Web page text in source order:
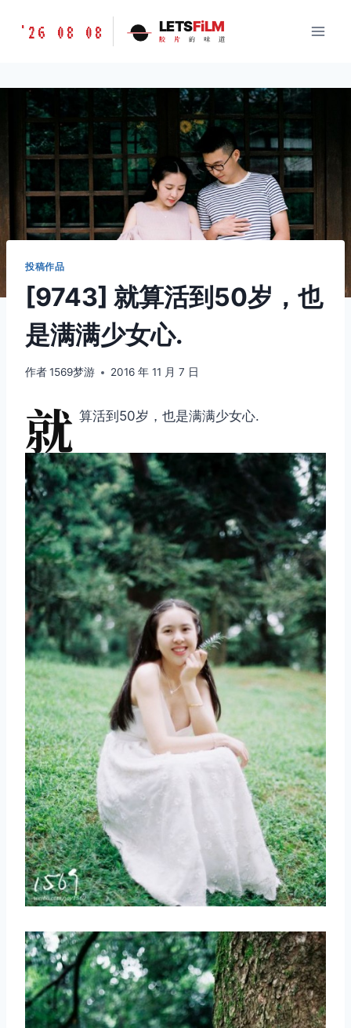
胶
味
道
LETSFILM
'26 08 08 LETSFiLM
胶 片 的 味 道
投稿作品
[9743] 就算活到50岁，也
是满满少女心.
作者1569梦游 2016 年 11 月 7 日
就 算活到50岁，也是满满少女心.